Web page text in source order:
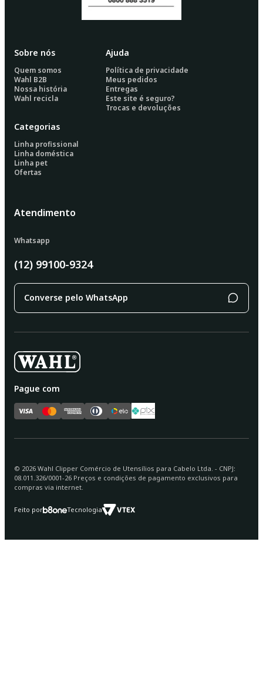
Sobre nós
Quem somos
Wahl B2B
Nossa história
Wahl recicla
Ajuda
Política de privacidade
Meus pedidos
Entregas
Este site é seguro?
Trocas e devoluções
Categorias
Linha profissional
Linha doméstica
Linha pet
Ofertas
Atendimento
Whatsapp
(12) 99100-9324
Converse pelo WhatsApp
Pague com
© 2026 Wahl Clipper Comércio de Utensílios para Cabelo Ltda. - CNPJ:
08.011.326/0001-26 Preços e condições de pagamento exclusivos para
compras via internet.
Feito por Tecnologia